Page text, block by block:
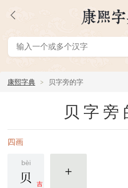
康熙字典 贝字旁的字
贝字旁
四画
bèi
吉
贝 更多